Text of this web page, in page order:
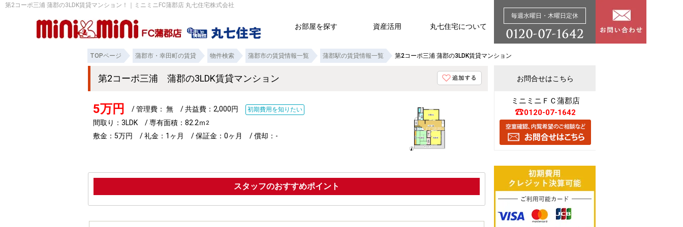
第2コーポ三浦 蒲郡の3LDK賃貸マンション！｜ミニミニFC蒲郡店 丸七住宅株式会社
お部屋を探す 資産活用 丸七住宅について
毎週水曜日・木曜日定休
TOPページ 蒲郡市・幸田町の賃貸 物件検索 蒲郡市の賃貸情報一覧 蒲郡駅の賃貸情報一覧 第2コーポ三浦 蒲郡の3LDK賃貸マンション
第2コーポ三浦 蒲郡の3LDK賃貸マンション
5万円 / 管理費： 無 / 共益費：2,000円 初期費用を知りたい
間取り：3LDK / 専有面積：82.2ｍ 2
敷金：5万円 / 礼金：1ヶ月 / 保証金：0ヶ月 / 償却：-
ポイント
お問合せはこちら
ミニミニＦＣ蒲郡店
0120-07-1642